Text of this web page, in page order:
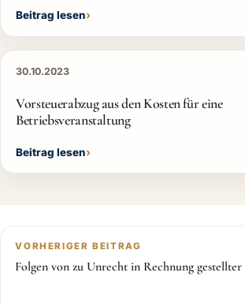
Beitrag lesen
30.10.2023
Vorsteuerabzug aus den Kosten für eine
Betriebsveranstaltung
Beitrag lesen
VORHERIGER BEITRAG
Folgen von zu Unrecht in Rechnung gestellter